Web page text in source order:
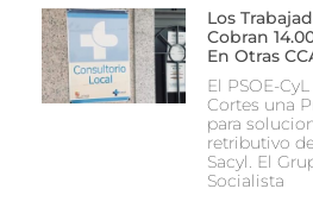
Los
Cobran
En Otras
El PSOE-
Cortes una
para
retributivo
Sacyl. El
Socialista